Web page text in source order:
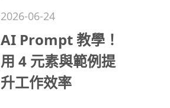
2026-06-24
AI Prompt 教學！
用 4 元素與範例提
升工作效率